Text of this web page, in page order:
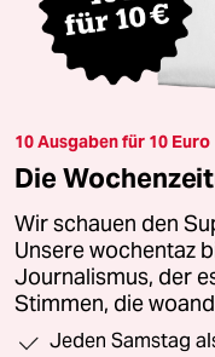
10 Ausgaben für 10 Euro
Die
Wir schauen den
Unsere wochentaz
Journalismus, der
Stimmen, die
Jeden Samstag